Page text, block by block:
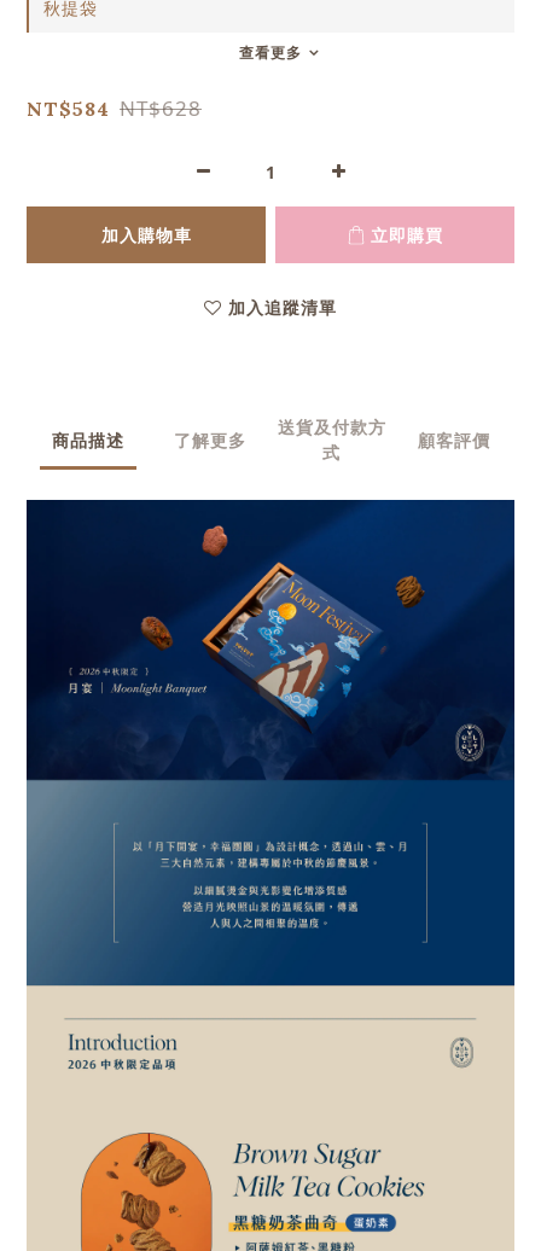
秋提袋
查看更多
NT$584 NT$628
加入購物車 立即購買
加入追蹤清單
商品描述 了解更多
送貨及付款方
式
顧客評價